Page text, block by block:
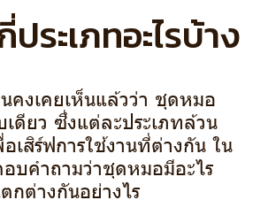
ระเภทอะไรบ้าง
คงเคยเห็นแล้วว่า ชุดหมอ
ดียว ซึ่งแต่ละประเภทล้วน
เสิร์ฟการใช้งานที่ต่างกัน ใน
อบคำถามว่าชุดหมอมีอะไร
กต่างกันอย่างไร